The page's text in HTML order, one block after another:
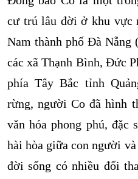
cư trú lâu đời ở khu vực
Nam thành phố Đà
các xã Thạnh Bình, Đức
phía Tây Bắc tỉnh
rừng, người Co đã hình
văn hóa phong phú, đặc
hài hòa giữa con người
đời sống có nhiều đổi